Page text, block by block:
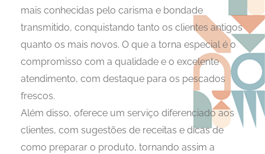
mais conhecidas pelo carisma e bondade
transmitido, conquistando tanto os clientes antigos
quanto os mais novos. O que a torna especial é o
compromisso com a qualidade e o excelente
atendimento, com destaque para os pescados
frescos.
Além disso, oferece um serviço diferenciado aos
clientes, com sugestões de receitas e dicas de
como preparar o produto, tornando assim a